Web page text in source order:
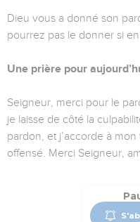
Dieu vous a donné son
pourrez pas le donner si
Une prière pour
Seigneur, merci pour le
je laisse de côté la
pardon, et j’accorde à
offensé. Merci Seigneur,